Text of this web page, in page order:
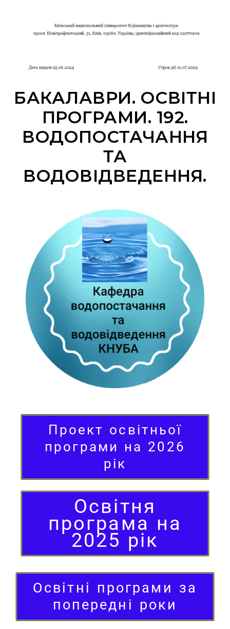
БАКАЛАВРИ. ОСВІТНІ
ПРОГРАМИ. 192.
ВОДОПОСТАЧАННЯ
ТА
ВОДОВІДВЕДЕННЯ.
Проект освітньої
програми на 2026
рік
Освітня
програма на
2025 рік
Освітні програми за
попередні роки